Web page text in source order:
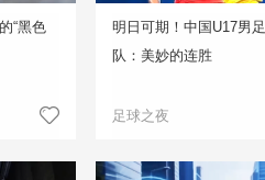
“黑色
明日可期！中国U17男
队：美妙的连胜
足球之夜